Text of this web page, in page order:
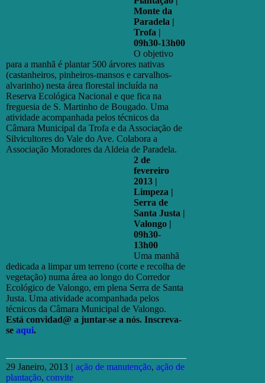
Monte da
Paradela |
Trofa |
09h30-13h00
O objetivo
para a manhã é plantar 500 árvores nativas
(castanheiros, pinheiros-mansos e carvalhos-
alvarinho) nesta área florestal incluída na
Reserva Ecológica Nacional e que fica na
freguesia de S. Martinho de Bougado. Uma
atividade acompanhada pelos técnicos da
Câmara Municipal da Trofa e da Associação de
Silvicultores do Vale do Ave. Colabora a
Associação Moradores da Aldeia de Paradela.
2 de
fevereiro
2013 |
Limpeza |
Serra de
Santa Justa |
Valongo |
09h30-
13h00
Uma manhã
dedicada a limpar um terreno (corte e recolha de
vegetação) numa área ao longo do Corredor
Ecológico de Valongo, em plena Serra de Santa
Justa. Uma atividade acompanhada pelos
técnicos da Câmara Municipal de Valongo.
Está convidad@ a juntar-se a nós. Inscreva-
se aqui.
29 Janeiro, 2013 | ação de manutenção, ação de
plantação, convite